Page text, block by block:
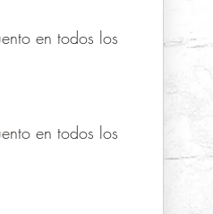
en todos los
en todos los